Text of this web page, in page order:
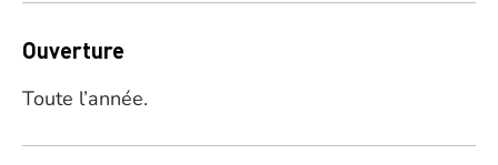
Ouverture
Toute l’année.